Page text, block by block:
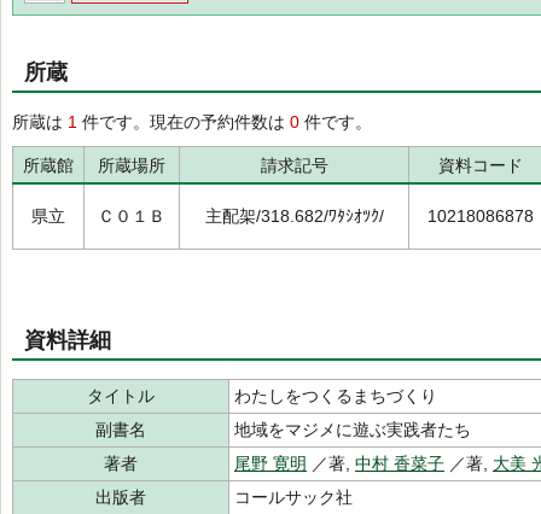
所蔵
所蔵は 1 件です。現在の予約件数は 0 件です。
所蔵館 所蔵場所 請求記号 資料コード
県立 Ｃ０１Ｂ 主配架/318.682/ﾜﾀｼｵﾂｸ/ 10218086878
資料詳細
タイトル
わたしをつくるまちづくり
副書名
地域をマジメに遊ぶ実践者たち
著者
尾野 寛明 ／著, 中村 香菜子 ／著, 大美
出版者
コールサック社